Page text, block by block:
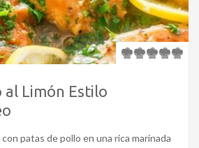
al Limón Estilo
patas de pollo en una rica marinada